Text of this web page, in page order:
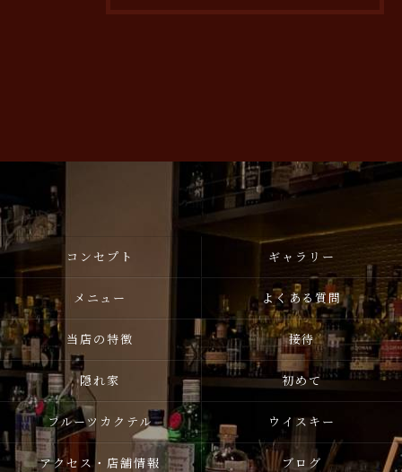
コンセプト ギャラリー
メニュー よくある質問
当店の特徴 接待
隠れ家 初めて
フルーツカクテル ウイスキー
アクセス・店舗情報 ブログ